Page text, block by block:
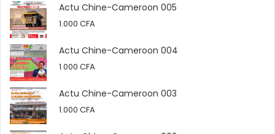
Actu Chine-Cameroon 005
1.000 CFA
Actu Chine-Cameroon 004
1.000 CFA
Actu Chine-Cameroon 003
1.000 CFA